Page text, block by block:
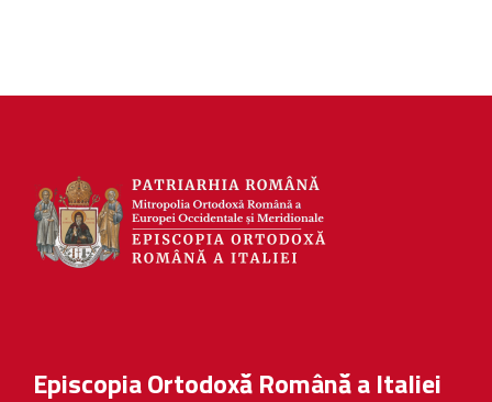
Episcopia Ortodoxă Română a Italiei